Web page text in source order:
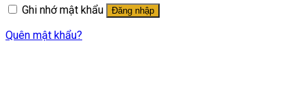
Ghi nhớ mật khẩu
Đăng nhập
Quên mật khẩu?